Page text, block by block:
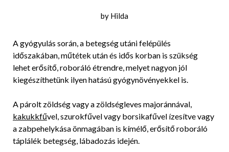
Posted
2019-
01-
by Hilda
A gyógyulás során, a betegség utáni felépülés
időszakában, műtétek után és idős korban is szükség
lehet erősítő, roboráló étrendre, melyet nagyon jól
kiegészíthetünk ilyen hatású gyógynövényekkel is.
A párolt zöldség vagy a zöldségleves majoránnával,
kakukkfűvel, szurokfűvel vagy borsikafűvel ízesítve vagy
a zabpehelykása önmagában is kímélő, erősítő roboráló
táplálék betegség, lábadozás idején.